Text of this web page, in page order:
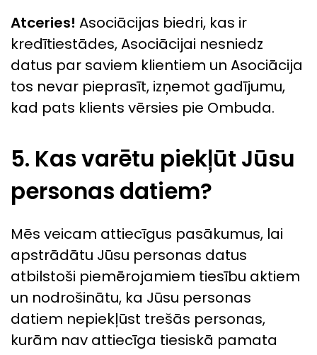
Atceries! Asociācijas biedri, kas ir
kredītiestādes, Asociācijai nesniedz
datus par saviem klientiem un Asociācija
tos nevar pieprasīt, izņemot gadījumu,
kad pats klients vērsies pie Ombuda.
5. Kas varētu piekļūt Jūsu
personas datiem?
Mēs veicam attiecīgus pasākumus, lai
apstrādātu Jūsu personas datus
atbilstoši piemērojamiem tiesību aktiem
un nodrošinātu, ka Jūsu personas
datiem nepiekļūst trešās personas,
kurām nav attiecīga tiesiskā pamata